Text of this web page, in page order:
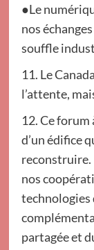
●Le
nos
souffle
11. Le
l’attente,
12. Ce
d’un édifice
reconstruire.
nos
technologies
partagée et